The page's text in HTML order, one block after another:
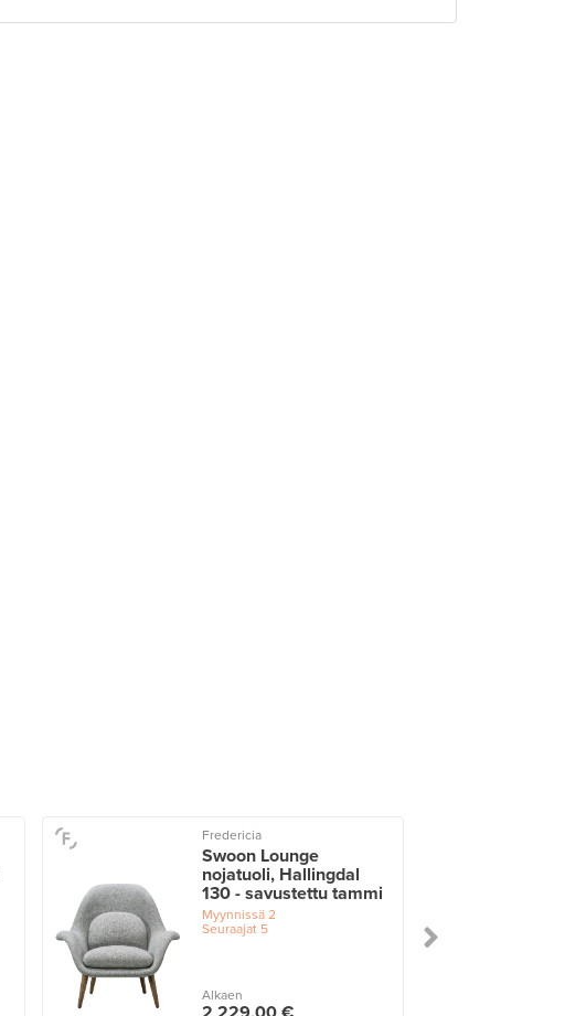
Fredericia
Swoon Lounge
nojatuoli, Hallingdal
130 - savustettu tammi
Myynnissä2
Seuraajat5
Alkaen